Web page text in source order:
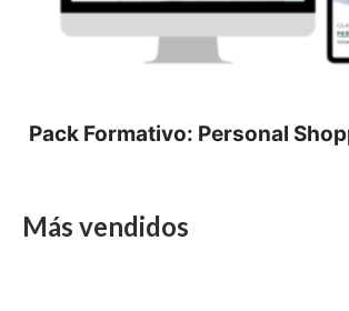
Pack Formativo: Personal
Más vendidos